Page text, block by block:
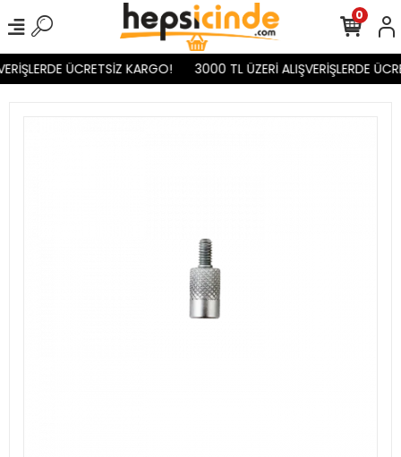
ÜCRETSİZ KARGO! 3000 TL ÜZERİ ALIŞVERİŞLERDE
0